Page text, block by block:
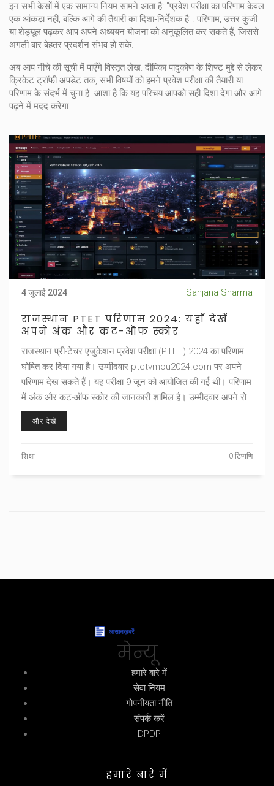
इन सभी केसों में एक सामान्य नियम सामने आता है: "प्रवेश परीक्षा का परिणाम केवल
एक आंकड़ा नहीं, बल्कि आगे की तैयारी का दिशा‑निर्देशक है". परिणाम, उत्तर कुंजी
या शेड्यूल पढ़कर आप अपने अध्ययन योजना को अनुकूलित कर सकते हैं, जिससे
अगली बार बेहतर प्रदर्शन संभव हो सके.
अब आप नीचे की सूची में पाएँगे विस्तृत लेख: दीपिका पादुकोण के शिफ्ट मुद्दे से लेकर
क्रिकेट ट्रॉफी अपडेट तक, सभी विषयों को हमने प्रवेश परीक्षा की तैयारी या
परिणाम के संदर्भ में चुना है. आशा है कि यह परिचय आपको सही दिशा देगा और आगे
पढ़ने में मदद करेगा.
4 जुलाई 2024 Sanjana Sharma
राजस्थान PTET परिणाम 2024: यहाँ देखें
अपने अंक और कट-ऑफ स्कोर
राजस्थान प्री-टेचर एजुकेशन प्रवेश परीक्षा (PTET) 2024 का परिणाम
घोषित कर दिया गया है। उम्मीदवार ptetvmou2024.com पर अपने
परिणाम देख सकते हैं। यह परीक्षा 9 जून को आयोजित की गई थी। परिणाम
में अंक और कट-ऑफ स्कोर की जानकारी शामिल है। उम्मीदवार अपने रोल
नंबर का उपयोग करके परिणाम प्राप्त कर सकते हैं।
और देखें
शिक्षा 0 टिप्पणि
मेन्यू
हमारे बारे में
सेवा नियम
गोपनीयता नीति
संपर्क करें
DPDP
हमारे बारे में